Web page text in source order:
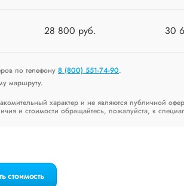
28 800 руб. 30
по телефону 8 (800) 551-74-90.
маршруту.
характер и не являются публичной
и стоимости обращайтесь, пожалуйста, к
стоимость